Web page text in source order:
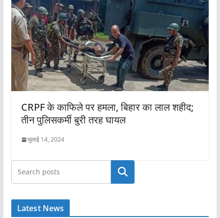
CRPF के काफिले पर हमला, बिहार का लाल शहीद;
तीन पुलिसकर्मी बुरी तरह घायल
जुलाई 14, 2024
खोजें
Latest News